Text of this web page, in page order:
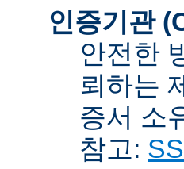
인증기관
안전한
뢰하는
증서 소
참고: